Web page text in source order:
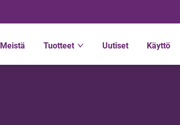
Meistä Tuotteet Uutiset Käyttö